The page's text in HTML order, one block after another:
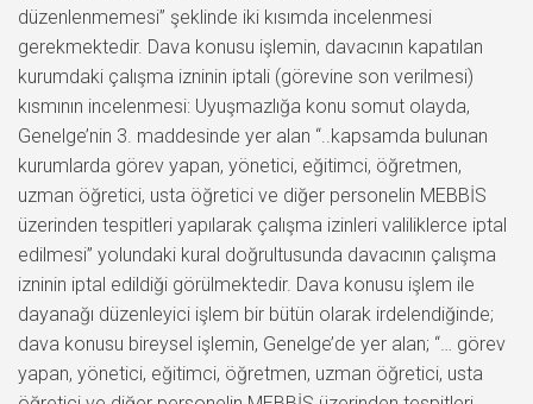
düzenlenmemesi” şeklinde iki kısımda incelenmesi
gerekmektedir. Dava konusu işlemin, davacının kapatılan
kurumdaki çalışma izninin iptali (görevine son verilmesi)
kısmının incelenmesi: Uyuşmazlığa konu somut olayda,
Genelge’nin 3. maddesinde yer alan “..kapsamda bulunan
kurumlarda görev yapan, yönetici, eğitimci, öğretmen,
uzman öğretici, usta öğretici ve diğer personelin MEBBİS
üzerinden tespitleri yapılarak çalışma izinleri valiliklerce iptal
edilmesi” yolundaki kural doğrultusunda davacının çalışma
izninin iptal edildiği görülmektedir. Dava konusu işlem ile
dayanağı düzenleyici işlem bir bütün olarak irdelendiğinde;
dava konusu bireysel işlemin, Genelge’de yer alan; “… görev
yapan, yönetici, eğitimci, öğretmen, uzman öğretici, usta